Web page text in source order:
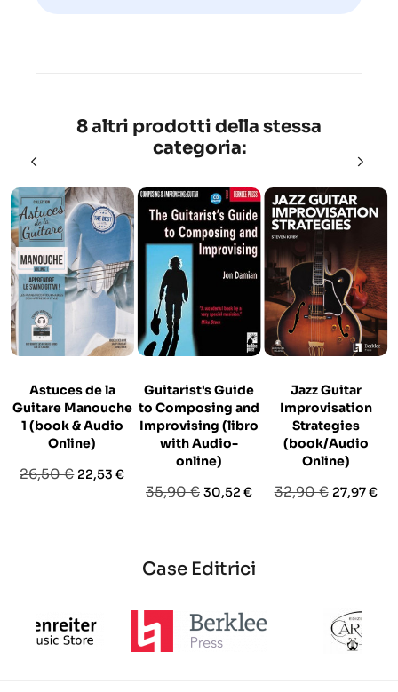
8 altri prodotti della stessa
categoria:
Astuces de la
Guitare Manouche
1 (book & Audio
Online)
Prezzo
26,50 € Prezzo
22,53 €
Guitarist's Guide
to Composing and
Improvising (libro
with Audio-
online)
Prezzo
35,90 € Prezzo
30,52 €
Jazz Guitar
Improvisation
Strategies
(book/Audio
Online)
Prezzo
32,90 € Prezzo
27,97 €
Case Editrici